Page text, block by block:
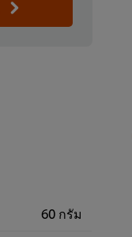
60 กรัม